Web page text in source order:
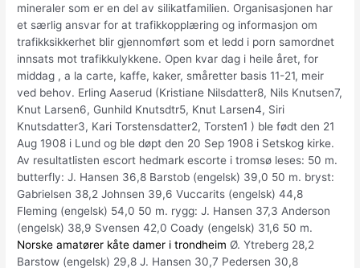
mineraler som er en del av silikatfamilien. Organisasjonen har
et særlig ansvar for at trafikkopplæring og informasjon om
trafikksikkerhet blir gjennomført som et ledd i porn samordnet
innsats mot trafikkulykkene. Open kvar dag i heile året, for
middag , a la carte, kaffe, kaker, småretter basis 11-21, meir
ved behov. Erling Aaserud (Kristiane Nilsdatter8, Nils Knutsen7,
Knut Larsen6, Gunhild Knutsdtr5, Knut Larsen4, Siri
Knutsdatter3, Kari Torstensdatter2, Torsten1 ) ble født den 21
Aug 1908 i Lund og ble døpt den 20 Sep 1908 i Setskog kirke.
Av resultatlisten escort hedmark escorte i tromsø leses: 50 m.
butterfly: J. Hansen 36,8 Barstob (engelsk) 39,0 50 m. bryst:
Gabrielsen 38,2 Johnsen 39,6 Vuccarits (engelsk) 44,8
Fleming (engelsk) 54,0 50 m. rygg: J. Hansen 37,3 Anderson
(engelsk) 38,9 Svensen 42,0 Coady (engelsk) 31,6 50 m.
Norske amatører kåte damer i trondheim Ø. Ytreberg 28,2
Barstow (engelsk) 29,8 J. Hansen 30,7 Pedersen 30,8